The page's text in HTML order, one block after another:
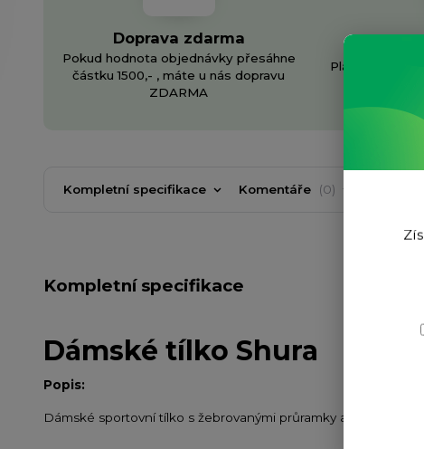
Doprava zdarma
Pokud hodnota objednávky přesáhne
částku 1500,- , máte u nás dopravu
ZDARMA
Plánujete větší
Kompletní specifikace Komentáře 0
Kompletní specifikace
Dámské tílko Shura
Popis:
Dámské sportovní tílko s žebrovanými průramky a